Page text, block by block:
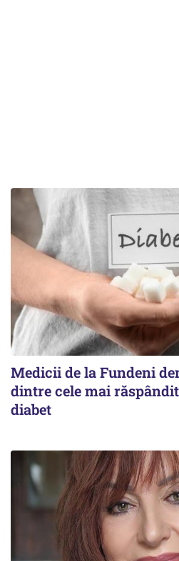
Medicii de la Fundeni
dintre cele mai
diabet